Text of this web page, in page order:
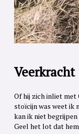
Veerkracht
Of hij zich inliet met
stoïcijn was weet ik
kan ik niet
Geel het lot dat